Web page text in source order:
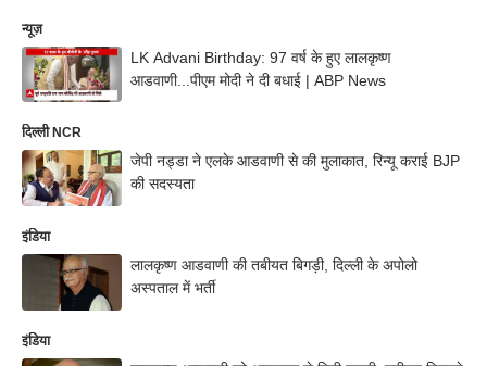
न्यूज़
LK Advani Birthday: 97 वर्ष के हुए लालकृष्ण
आडवाणी...पीएम मोदी ने दी बधाई | ABP News
दिल्ली NCR
जेपी नड्डा ने एलके आडवाणी से की मुलाकात, रिन्यू कराई BJP
की सदस्यता
इंडिया
लालकृष्ण आडवाणी की तबीयत बिगड़ी, दिल्ली के अपोलो
अस्पताल में भर्ती
इंडिया